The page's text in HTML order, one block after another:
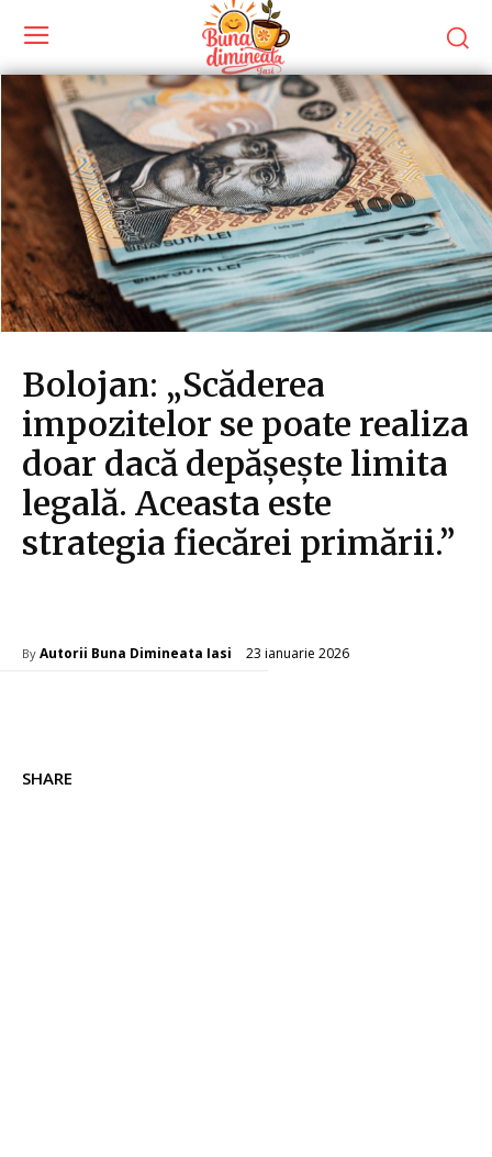
Bolojan: „Scăderea
impozitelor se poate realiza
doar dacă depășește limita
legală. Aceasta este
strategia fiecărei primării.”
By Autorii Buna Dimineata Iasi 23 ianuarie 2026
SHARE